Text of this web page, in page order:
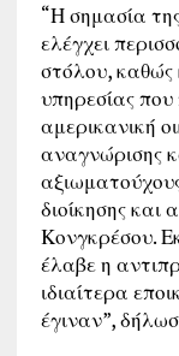
“Η σημασία
ελέγχει
στόλου, καθώς
υπηρεσίας
αμερικανική
αναγνώρισης
διοίκησης και
Κονγκρέσου.
έλαβε η
ιδιαίτερα
έγιναν”,